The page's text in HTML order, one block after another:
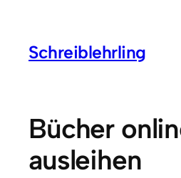
Schreiblehrling
Bücher
ausleihen